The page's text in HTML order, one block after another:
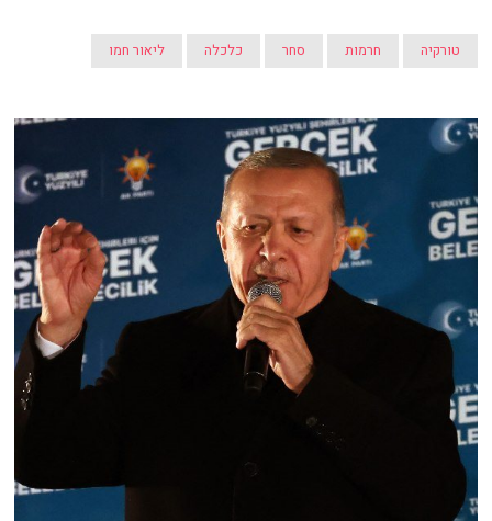
טורקיה חרמות סחר כלכלה ליאור חמו